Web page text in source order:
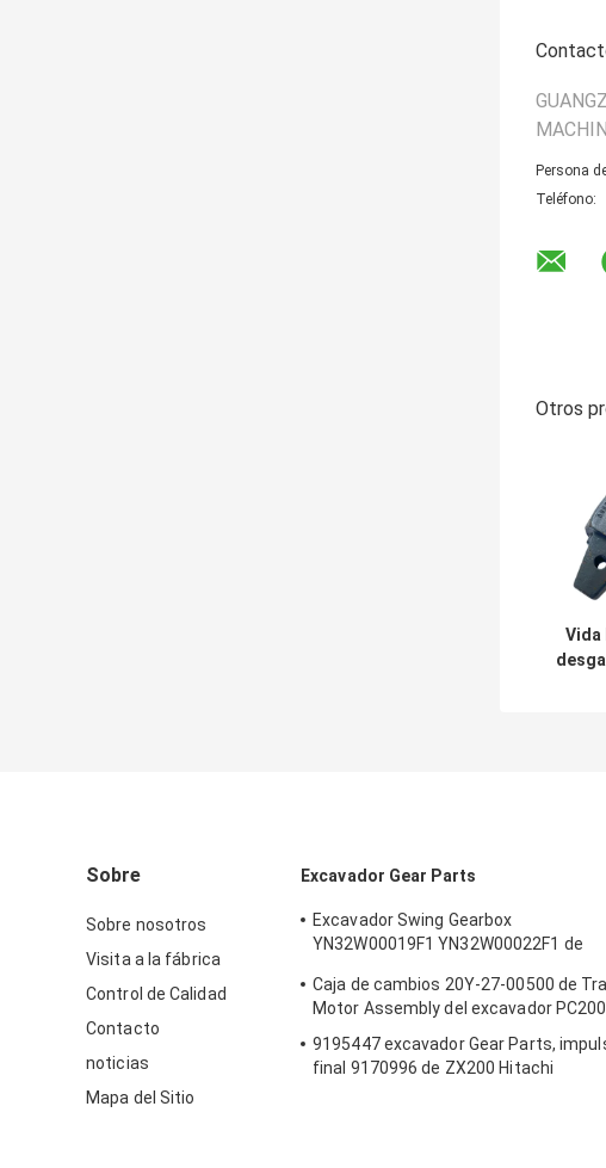
Persona
Teléfono:
Otros
Vida
Sobre
Sobre nosotros
Visita a la fábrica
Control de Calidad
Contacto
noticias
Mapa del Sitio
Excavador Gear Parts
Excavador Swing Gearbox
YN32W00019F1 YN32W00022F1 de
Caja de cambios 20Y-27-00500 de
Motor Assembly del excavador
9195447 excavador Gear Parts,
final 9170996 de ZX200 Hitachi